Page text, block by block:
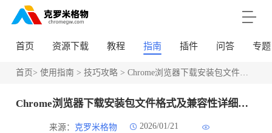
首页 资源下载 教程 指南 插件 问答 专题
首页> 使用指南 > 技巧攻略> Chrome浏览器下载安装包文件格式及兼容性详细介绍
Chrome浏览器下载安装包文件格式及兼容性详细介绍
来源： 克罗米格物 2026/01/21